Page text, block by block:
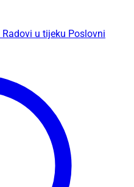
Radovi u tijeku Poslovni